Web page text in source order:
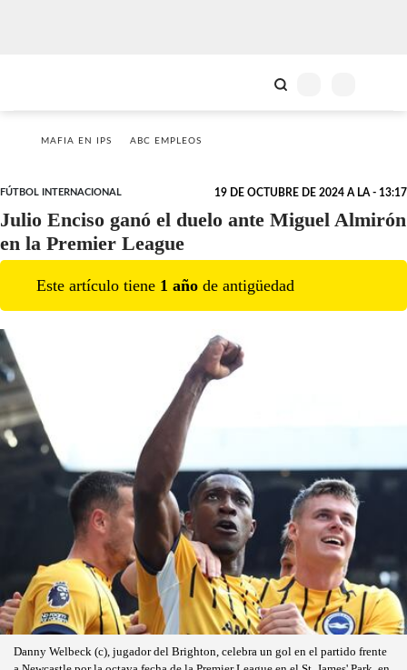
MAFIA EN IPS ABC EMPLEOS
FÚTBOL INTERNACIONAL 19 DE OCTUBRE DE 2024 A LA - 13:17
Julio Enciso ganó el duelo ante Miguel Almirón
en la Premier League
Este artículo tiene 1 año de antigüedad
Danny Welbeck (c), jugador del Brighton, celebra un gol en el partido frente